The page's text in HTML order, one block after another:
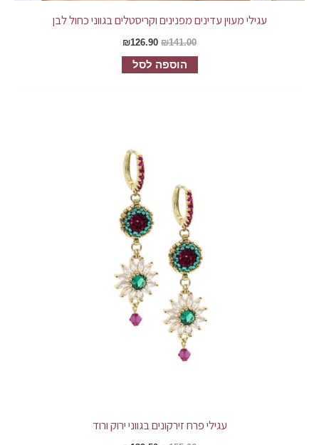
עגילי מעוין עדינים מפנינים וקריסטלים בגווני כחול לבן
₪141.00
₪126.90
הוספה לסל
עגילי פרח זירקונים בגווני ירוק ורוד